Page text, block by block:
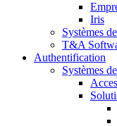
Iris
Systèmes
T&A
Authentification
Systèmes